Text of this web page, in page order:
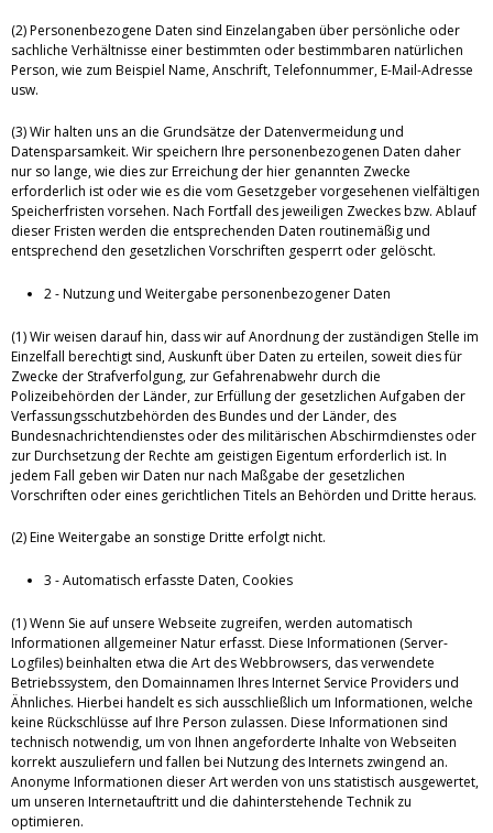
(2) Personenbezogene Daten sind Einzelangaben über persönliche oder
sachliche Verhältnisse einer bestimmten oder bestimmbaren natürlichen
Person, wie zum Beispiel Name, Anschrift, Telefonnummer, E-Mail-Adresse
usw.
(3) Wir halten uns an die Grundsätze der Datenvermeidung und
Datensparsamkeit. Wir speichern Ihre personenbezogenen Daten daher
nur so lange, wie dies zur Erreichung der hier genannten Zwecke
erforderlich ist oder wie es die vom Gesetzgeber vorgesehenen vielfältigen
Speicherfristen vorsehen. Nach Fortfall des jeweiligen Zweckes bzw. Ablauf
dieser Fristen werden die entsprechenden Daten routinemäßig und
entsprechend den gesetzlichen Vorschriften gesperrt oder gelöscht.
2 - Nutzung und Weitergabe personenbezogener Daten
(1) Wir weisen darauf hin, dass wir auf Anordnung der zuständigen Stelle im
Einzelfall berechtigt sind, Auskunft über Daten zu erteilen, soweit dies für
Zwecke der Strafverfolgung, zur Gefahrenabwehr durch die
Polizeibehörden der Länder, zur Erfüllung der gesetzlichen Aufgaben der
Verfassungsschutzbehörden des Bundes und der Länder, des
Bundesnachrichtendienstes oder des militärischen Abschirmdienstes oder
zur Durchsetzung der Rechte am geistigen Eigentum erforderlich ist. In
jedem Fall geben wir Daten nur nach Maßgabe der gesetzlichen
Vorschriften oder eines gerichtlichen Titels an Behörden und Dritte heraus.
(2) Eine Weitergabe an sonstige Dritte erfolgt nicht.
3 - Automatisch erfasste Daten, Cookies
(1) Wenn Sie auf unsere Webseite zugreifen, werden automatisch
Informationen allgemeiner Natur erfasst. Diese Informationen (Server-
Logfiles) beinhalten etwa die Art des Webbrowsers, das verwendete
Betriebssystem, den Domainnamen Ihres Internet Service Providers und
Ähnliches. Hierbei handelt es sich ausschließlich um Informationen, welche
keine Rückschlüsse auf Ihre Person zulassen. Diese Informationen sind
technisch notwendig, um von Ihnen angeforderte Inhalte von Webseiten
korrekt auszuliefern und fallen bei Nutzung des Internets zwingend an.
Anonyme Informationen dieser Art werden von uns statistisch ausgewertet,
um unseren Internetauftritt und die dahinterstehende Technik zu
optimieren.